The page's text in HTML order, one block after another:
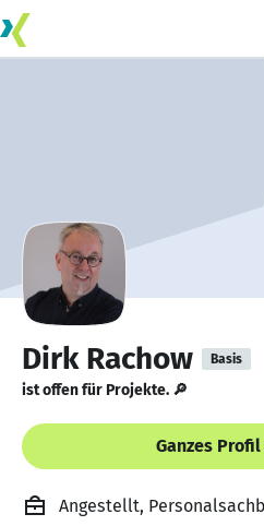
Dirk Rachow Basis
ist offen für Projekte. 🔎
Ganzes
Angestellt,